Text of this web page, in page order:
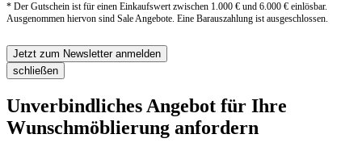
* Der Gutschein ist für einen Einkaufswert zwischen 1.000 € und 6.000 € einlösbar.
Ausgenommen hiervon sind Sale Angebote. Eine Barauszahlung ist ausgeschlossen.
Jetzt zum Newsletter anmelden
schließen
Unverbindliches Angebot für Ihre
Wunschmöblierung anfordern